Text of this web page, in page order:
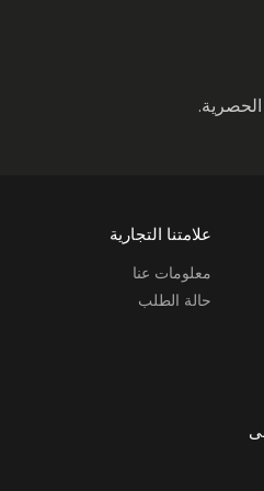
علامتنا التجارية
معلومات عنا
حالة الطلب